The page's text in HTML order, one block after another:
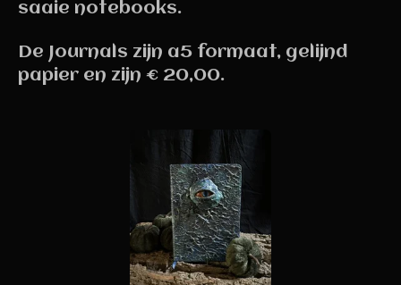
saaie notebooks.
De Journals zijn a5 formaat, gelijnd
papier en zijn € 20,00.